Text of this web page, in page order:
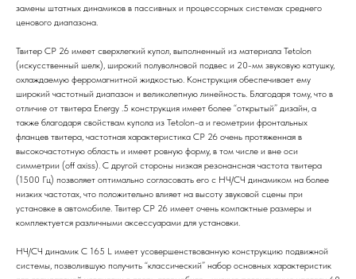
замены штатных динамиков в пассивных и процессорных системах среднего
ценового диапазона.
Твитер CP 26 имеет сверхлегкий купол, выполненный из материала Tetolon
(искусственный шелк), широкий полуволновой подвес и 20-мм звуковую катушку,
охлаждаемую ферромагнитной жидкостью. Конструкция обеспечивает ему
широкий частотный диапазон и великолепную линейность. Благодаря тому, что в
отличие от твитера Energy .5 конструкция имеет более “открытый” дизайн, а
также благодаря свойствам купола из Tetolon-a и геометрии фронтальных
фланцев твитера, частотная характеристика СР 26 очень протяженная в
высокочастотную область и имеет ровную форму, в том числе и вне оси
симметрии (off axiss). С другой стороны низкая резонансная частота твитера
(1500 Гц) позволяет оптимально согласовать его с НЧ/СЧ динамиком на более
низких частотах, что положительно влияет на высоту звуковой сцены при
установке в автомобиле. Твитер СР 26 имеет очень компактные размеры и
комплектуется различными аксессуарами для установки.
НЧ/СЧ динамик C 165 L имеет усовершенствованную конструкцию подвижной
системы, позволившую получить “классический” набор основных характеристик